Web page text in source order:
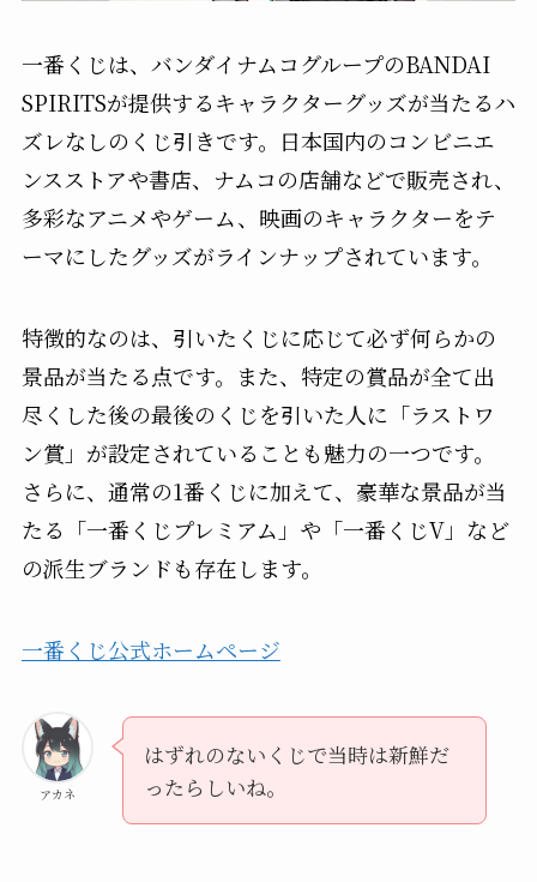
一番くじは、バンダイナムコグループのBANDAI
SPIRITSが提供するキャラクターグッズが当たるハ
ズレなしのくじ引きです。日本国内のコンビニエ
ンスストアや書店、ナムコの店舗などで販売され、
多彩なアニメやゲーム、映画のキャラクターをテ
ーマにしたグッズがラインナップされています。
特徴的なのは、引いたくじに応じて必ず何らかの
景品が当たる点です。また、特定の賞品が全て出
尽くした後の最後のくじを引いた人に「ラストワ
ン賞」が設定されていることも魅力の一つです。
さらに、通常の1番くじに加えて、豪華な景品が当
たる「一番くじプレミアム」や「一番くじV」など
の派生ブランドも存在します。
一番くじ公式ホームページ
アカネ
はずれのないくじで当時は新鮮だ
ったらしいね。